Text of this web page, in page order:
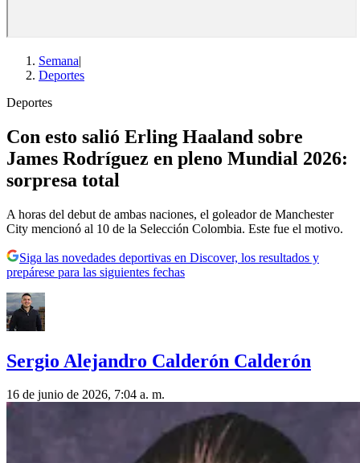
Semana|
Deportes
Deportes
Con esto salió Erling Haaland sobre
James Rodríguez en pleno Mundial 2026:
sorpresa total
A horas del debut de ambas naciones, el goleador de Manchester
City mencionó al 10 de la Selección Colombia. Este fue el motivo.
Siga las novedades deportivas en Discover, los resultados y
prepárese para las siguientes fechas
Sergio Alejandro Calderón Calderón
16 de junio de 2026, 7:04 a. m.